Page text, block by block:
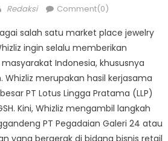
Author
Redaksi Comment(0)
salah satu market place jewelry
ingin selalu memberikan
Indonesia, khususnya
merupakan hasil kerjasama
PT Lotus Lingga Pratama (LLP)
Kini, Whizliz mengambil langkah
PT Pegadaian Galeri 24 atau
yang bergerak di bidang bisnis retail